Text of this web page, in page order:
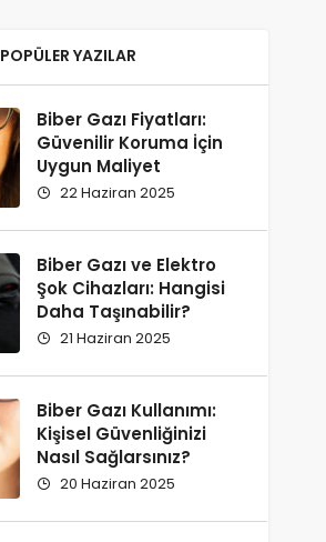
POPÜLER YAZILAR
Biber Gazı Fiyatları:
Güvenilir Koruma İçin
Uygun Maliyet
22 Haziran 2025
Biber Gazı ve Elektro
Şok Cihazları: Hangisi
Daha Taşınabilir?
21 Haziran 2025
Biber Gazı Kullanımı:
Kişisel Güvenliğinizi
Nasıl Sağlarsınız?
20 Haziran 2025